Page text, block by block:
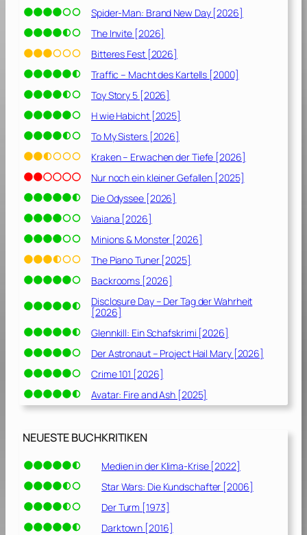
Spider-Man: Brand New Day [2026]
The Invite [2026]
Bitteres Fest [2026]
Traffic – Macht des Kartells [2000]
Toy Story 5 [2026]
H wie Habicht [2025]
To My Sisters [2026]
Kraken – Erwachen der Tiefe [2026]
Nur noch ein kleiner Gefallen [2025]
Die Odyssee [2026]
Vaiana [2026]
Minions & Monster [2026]
The Piano Tuner [2025]
Backrooms [2026]
Disclosure Day – Der Tag der Wahrheit
[2026]
Glennkill: Ein Schafskrimi [2026]
Der Astronaut – Project Hail Mary [2026]
Crime 101 [2026]
Avatar: Fire and Ash [2025]
NEUESTE BUCHKRITIKEN
Medien in der Klima-Krise [2022]
Star Wars: Die Kundschafter [2006]
Der Turm [1973]
Darktown [2016]